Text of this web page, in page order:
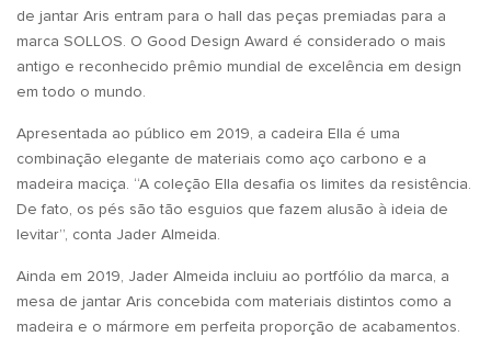
de jantar Aris entram para o hall das peças premiadas para a
marca SOLLOS. O Good Design Award é considerado o mais
antigo e reconhecido prêmio mundial de excelência em design
em todo o mundo.
Apresentada ao público em 2019, a cadeira Ella é uma
combinação elegante de materiais como aço carbono e a
madeira maciça. “A coleção Ella desafia os limites da resistência.
De fato, os pés são tão esguios que fazem alusão à ideia de
levitar”, conta Jader Almeida.
Ainda em 2019, Jader Almeida incluiu ao portfólio da marca, a
mesa de jantar Aris concebida com materiais distintos como a
madeira e o mármore em perfeita proporção de acabamentos.